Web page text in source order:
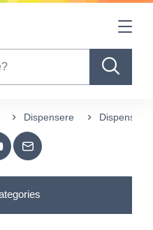
Dispensere Dispensere